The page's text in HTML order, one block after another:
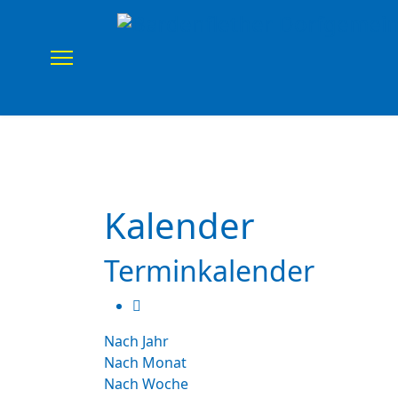
Kalender
Terminkalender
Nach Jahr
Nach Monat
Nach Woche